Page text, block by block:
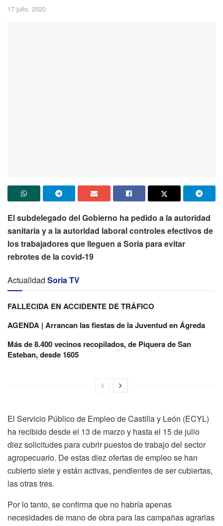
17 julio, 2020
El subdelegado del Gobierno ha pedido a la autoridad
sanitaria y a la autoridad laboral controles efectivos de
los trabajadores que lleguen a Soria para evitar
rebrotes de la covid-19
Actualidad Soria TV
FALLECIDA EN ACCIDENTE DE TRÁFICO
AGENDA | Arrancan las fiestas de la Juventud en Ágreda
Más de 8.400 vecinos recopilados, de Piquera de San
Esteban, desde 1605
El Servicio Público de Empleo de Castilla y León (ECYL)
ha recibido desde el 13 de marzo y hasta el 15 de julio
diez solicitudes para cubrir puestos de trabajo del sector
agropecuario. De estas diez ofertas de empleo se han
cubierto siete y están activas, pendientes de ser cubiertas,
las otras tres.
Por lo tanto, se confirma que no habría apenas
necesidades de mano de obra para las campañas agrarias